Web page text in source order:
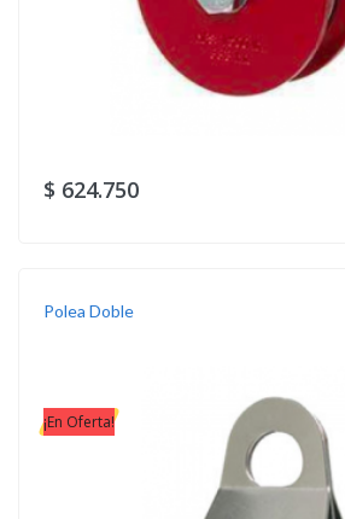
$ 624.750
Polea Doble
¡En Oferta!